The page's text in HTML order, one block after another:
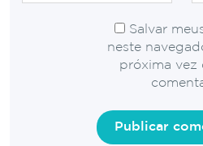
Salvar
neste
próxima vez